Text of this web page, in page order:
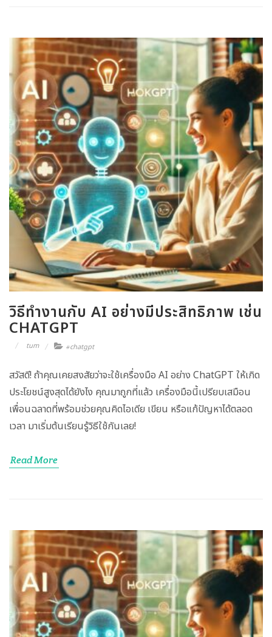
วิธีทำงานกับ AI อย่างมีประสิทธิภาพ เช่น
CHATGPT
tum #chatgpt
สวัสดี! ถ้าคุณเคยสงสัยว่าจะใช้เครื่องมือ AI อย่าง ChatGPT ให้เกิด
ประโยชน์สูงสุดได้ยังไง คุณมาถูกที่แล้ว เครื่องมือนี้เปรียบเสมือน
เพื่อนฉลาดที่พร้อมช่วยคุณคิดไอเดีย เขียน หรือแก้ปัญหาได้ตลอด
เวลา มาเริ่มต้นเรียนรู้วิธีใช้กันเลย!
Read More